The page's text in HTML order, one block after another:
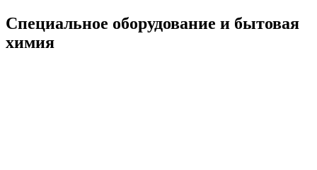
Специальное оборудование и бытовая
химия